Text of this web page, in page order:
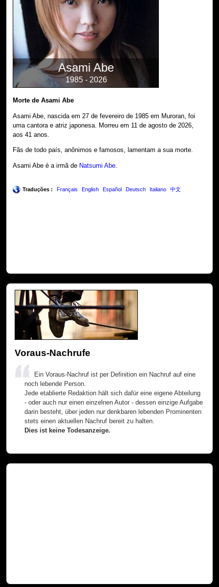
Asami Abe
1985 - 2026
Morte de Asami Abe
Asami Abe, nascida em 27 de fevereiro de 1985 em Muroran, foi
uma cantora e atriz japonesa. Morreu em 11 de agosto de 2026,
aos 41 anos.
Fãs de todo país, anônimos e famosos, lamentam a sua morte.
Asami Abe é a irmã de Natsumi Abe.
Traduções : Français English Español Deutsch Italiano 中文
Voraus-Nachrufe
Ein Voraus-Nachruf ist per Definition ein Nachruf auf eine
noch lebende Person.
Jede etablierte Redaktion hält sich dafür eine eigene Abteilung
- oder auch nur einen einzelnen Autor - dessen einzige Aufgabe
darin besteht, über jeden nur denkbaren lebenden Prominenten
stets einen aktuellen Nachruf bereit zu halten.
Dies ist keine Todesanzeige.